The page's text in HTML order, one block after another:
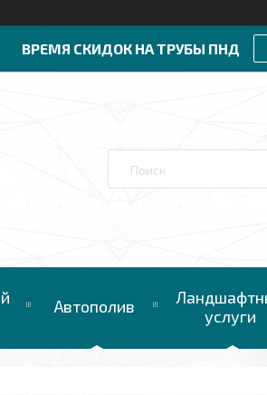
ВРЕМЯ СКИДОК НА ТРУБЫ ПНД
Автополив
услуги